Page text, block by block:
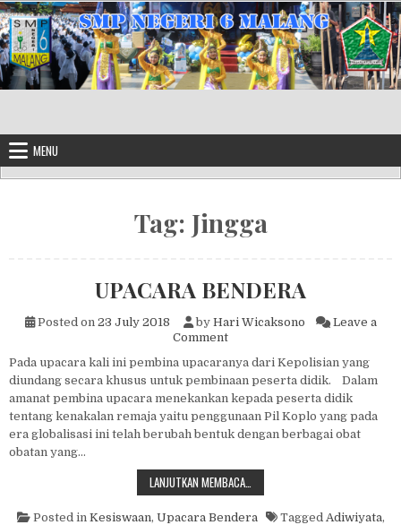
Skip to content
MENU
Tag: Jingga
UPACARA BENDERA
Posted on 23 July 2018 by Hari Wicaksono
Leave a
Commenton UPACARA BENDERA
Pada upacara kali ini pembina upacaranya dari Kepolisian yang
diundang secara khusus untuk pembinaan peserta didik. Dalam
amanat pembina upacara menekankan kepada peserta didik
tentang kenakalan remaja yaitu penggunaan Pil Koplo yang pada
era globalisasi ini telah berubah bentuk dengan berbagai obat
obatan yang…
LANJUTKAN MEMBACA…
Posted in Kesiswaan, Upacara Bendera Tagged Adiwiyata,